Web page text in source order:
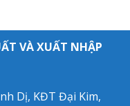
VÀ XUẤT NHẬP
Dị, KĐT Đại Kim,